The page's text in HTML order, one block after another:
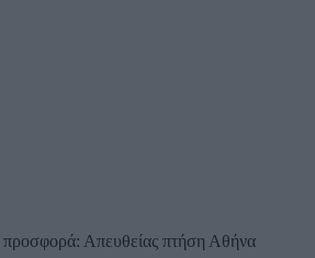
προσφορά: Απευθείας πτήση Αθήνα